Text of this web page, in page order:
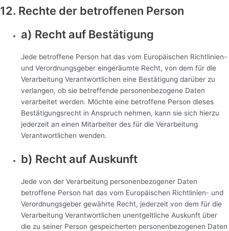
12. Rechte der betroffenen Person
a) Recht auf Bestätigung
Jede betroffene Person hat das vom Europäischen Richtlinien-
und Verordnungsgeber eingeräumte Recht, von dem für die
Verarbeitung Verantwortlichen eine Bestätigung darüber zu
verlangen, ob sie betreffende personenbezogene Daten
verarbeitet werden. Möchte eine betroffene Person dieses
Bestätigungsrecht in Anspruch nehmen, kann sie sich hierzu
jederzeit an einen Mitarbeiter des für die Verarbeitung
Verantwortlichen wenden.
b) Recht auf Auskunft
Jede von der Verarbeitung personenbezogener Daten
betroffene Person hat das vom Europäischen Richtlinien- und
Verordnungsgeber gewährte Recht, jederzeit von dem für die
Verarbeitung Verantwortlichen unentgeltliche Auskunft über
die zu seiner Person gespeicherten personenbezogenen Daten